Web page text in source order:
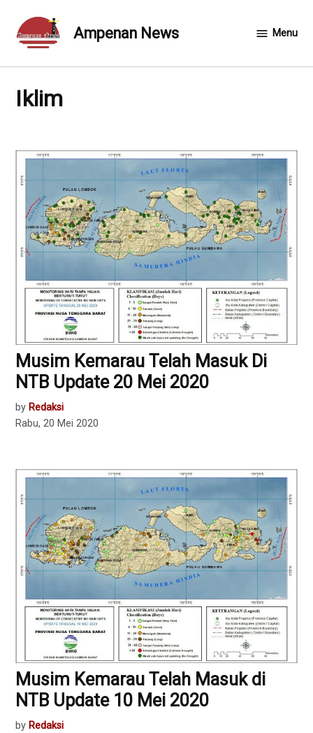
content
Ampenan News Menu
Iklim
Musim Kemarau Telah Masuk Di
NTB Update 20 Mei 2020
by Redaksi
Rabu, 20 Mei 2020
Musim Kemarau Telah Masuk di
NTB Update 10 Mei 2020
by Redaksi